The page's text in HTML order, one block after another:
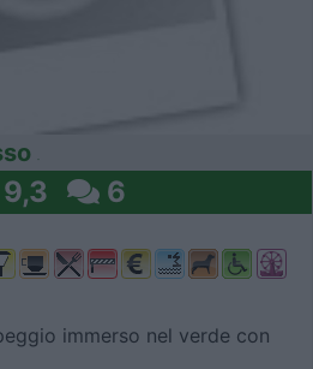
9,3 6
immerso nel verde con